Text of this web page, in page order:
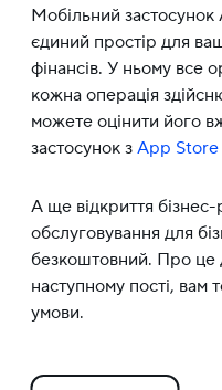
Мобільний застосунок
єдиний простір для
фінансів. У ньому все
кожна операція
можете оцінити його
застосунок з App Store
А ще відкриття
обслуговування для
безкоштовний. Про це
наступному пості, вам
умови.